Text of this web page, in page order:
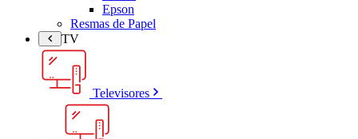
Epson
Resmas de Papel
TV
Televisores